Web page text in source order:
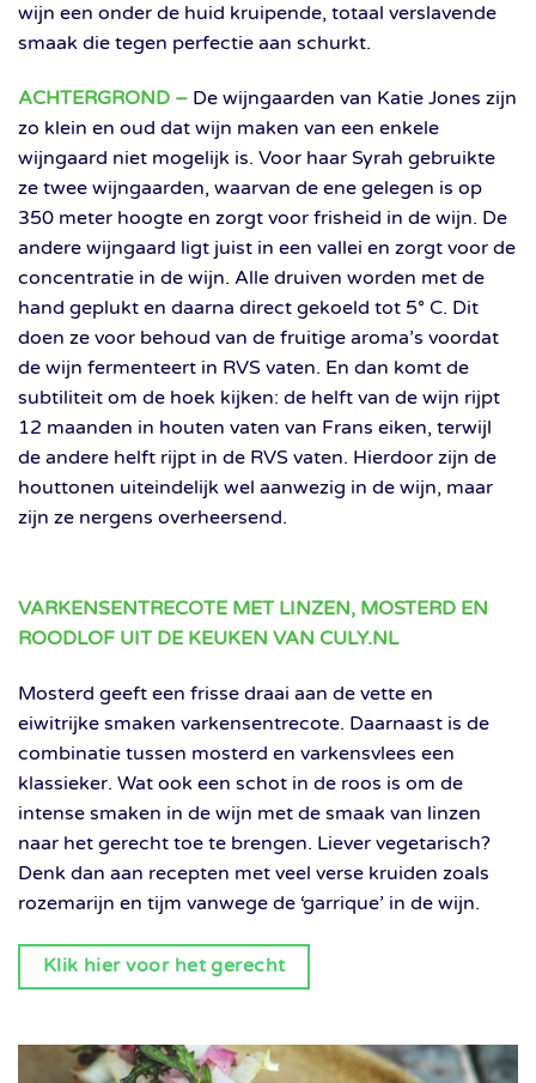
wijn een onder de huid kruipende, totaal verslavende
smaak die tegen perfectie aan schurkt.
ACHTERGROND – De wijngaarden van Katie Jones zijn
zo klein en oud dat wijn maken van een enkele
wijngaard niet mogelijk is. Voor haar Syrah gebruikte
ze twee wijngaarden, waarvan de ene gelegen is op
350 meter hoogte en zorgt voor frisheid in de wijn. De
andere wijngaard ligt juist in een vallei en zorgt voor de
concentratie in de wijn. Alle druiven worden met de
hand geplukt en daarna direct gekoeld tot 5° C. Dit
doen ze voor behoud van de fruitige aroma’s voordat
de wijn fermenteert in RVS vaten. En dan komt de
subtiliteit om de hoek kijken: de helft van de wijn rijpt
12 maanden in houten vaten van Frans eiken, terwijl
de andere helft rijpt in de RVS vaten. Hierdoor zijn de
houttonen uiteindelijk wel aanwezig in de wijn, maar
zijn ze nergens overheersend.
VARKENSENTRECOTE MET LINZEN, MOSTERD EN
ROODLOF UIT DE KEUKEN VAN CULY.NL
Mosterd geeft een frisse draai aan de vette en
eiwitrijke smaken varkensentrecote. Daarnaast is de
combinatie tussen mosterd en varkensvlees een
klassieker. Wat ook een schot in de roos is om de
intense smaken in de wijn met de smaak van linzen
naar het gerecht toe te brengen. Liever vegetarisch?
Denk dan aan recepten met veel verse kruiden zoals
rozemarijn en tijm vanwege de ‘garrique’ in de wijn.
Klik hier voor het gerecht